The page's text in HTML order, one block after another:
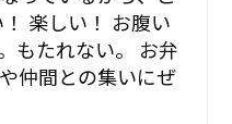
楽しい！ お腹い
もたれない。 お弁
仲間との集いにぜ